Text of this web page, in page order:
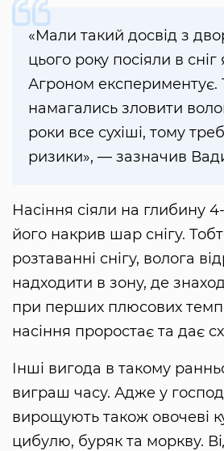
«Мали такий досвід з
цього року посіяли в
Агроном
намагались зловити
роки все сухіші, тому
ризики», — зазначив
Насіння сіяли на глибину
його накрив шар снігу.
розтаванні снігу, волога
надходити в зону, де
при перших плюсових
насіння проростає та дає
Інші вигода в такому
виграш часу. Адже у
вирощують також овочеві
цибулю, буряк та моркву.